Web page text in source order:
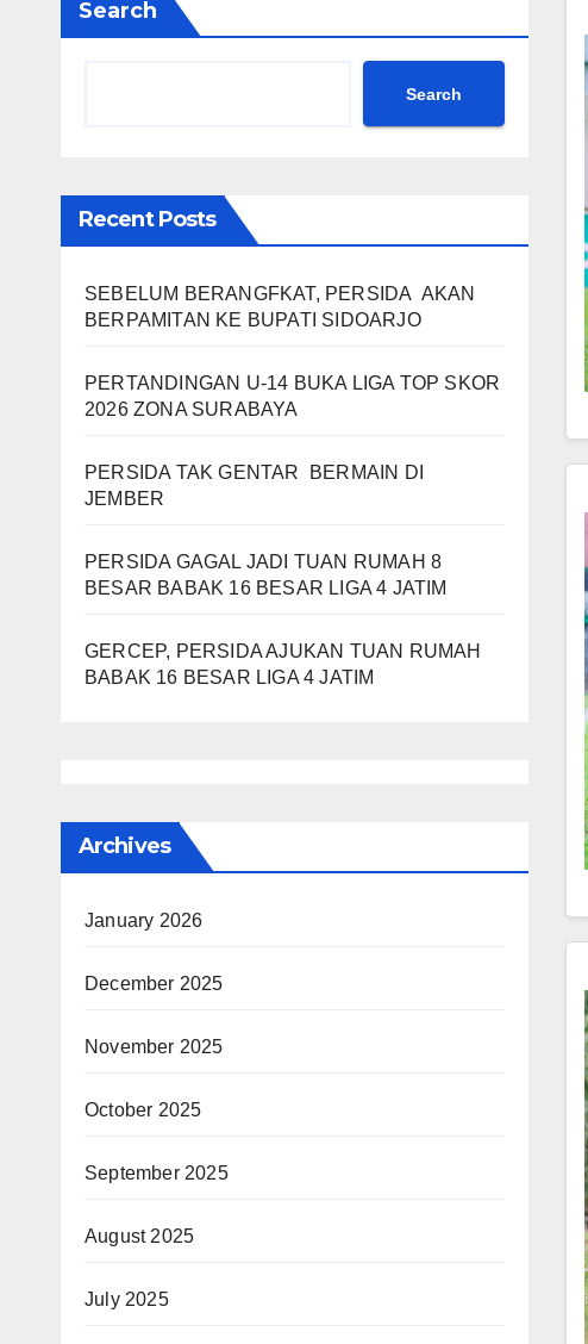
Search
Search
Recent Posts
SEBELUM BERANGFKAT, PERSIDA AKAN
BERPAMITAN KE BUPATI SIDOARJO
PERTANDINGAN U-14 BUKA LIGA TOP SKOR
2026 ZONA SURABAYA
PERSIDA TAK GENTAR BERMAIN DI
JEMBER
PERSIDA GAGAL JADI TUAN RUMAH 8
BESAR BABAK 16 BESAR LIGA 4 JATIM
GERCEP, PERSIDA AJUKAN TUAN RUMAH
BABAK 16 BESAR LIGA 4 JATIM
Archives
January 2026
December 2025
November 2025
October 2025
September 2025
August 2025
July 2025